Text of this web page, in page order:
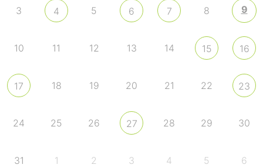
3 4 5 6 7 8 9
10 11 12 13 14 15 16
17 18 19 20 21 22 23
24 25 26 27 28 29 30
31 1 2 3 4 5 6